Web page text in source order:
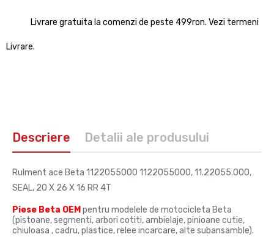
Livrare gratuita la comenzi de peste 499ron. Vezi termeni
Livrare.
Descriere Detalii ale produsului
Rulment ace Beta 1122055000 1122055000, 11.22055.000,
SEAL, 20 X 26 X 16 RR 4T
Piese Beta OEM pentru modelele de motocicleta Beta
(pistoane, segmenti, arbori cotiti, ambielaje, pinioane cutie,
chiuloasa , cadru, plastice, relee incarcare, alte subansamble).